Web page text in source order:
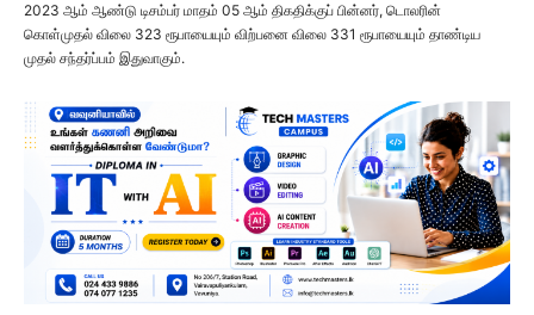
2023 ஆம் ஆண்டு டிசம்பர் மாதம் 05 ஆம் திகதிக்குப் பின்னர், டொலரின்
கொள்முதல் விலை 323 ரூபாயையும் விற்பனை விலை 331 ரூபாயையும் தாண்டிய
முதல் சந்தர்ப்பம் இதுவாகும்.